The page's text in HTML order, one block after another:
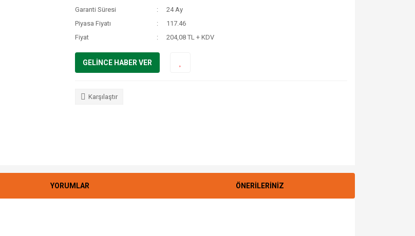
Garanti Süresi
24 Ay
Piyasa Fiyatı
117.46
Fiyat
204,08 TL + KDV
GELİNCE HABER VER
Karşılaştır
YORUMLAR ÖNERİLERİNİZ